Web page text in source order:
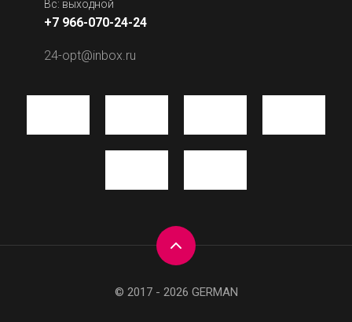
Вс: выходной
+7 966-070-24-24
24-opt@inbox.ru
© 2017 - 2026 GERMAN